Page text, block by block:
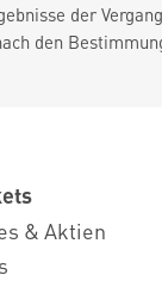
der
den
& Aktien